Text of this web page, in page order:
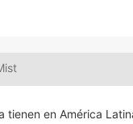
tienen en América